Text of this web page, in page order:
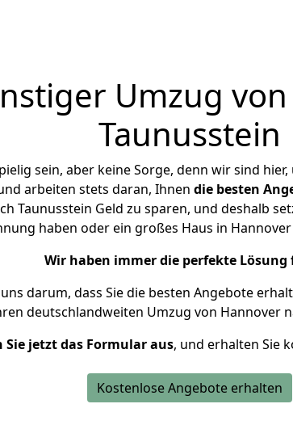
Umzug
Taunusstein
sein, aber keine Sorge, denn wir sind
arbeiten stets daran, Ihnen die besten
Taunusstein Geld zu sparen, und deshalb
haben oder ein großes Haus in
Wir haben immer die perfekte Lösung
darum, dass Sie die besten Angebote
deutschlandweiten Umzug von Hannover
Sie jetzt das Formular aus, und erhalten Sie
Kostenlose Angebote erhalten